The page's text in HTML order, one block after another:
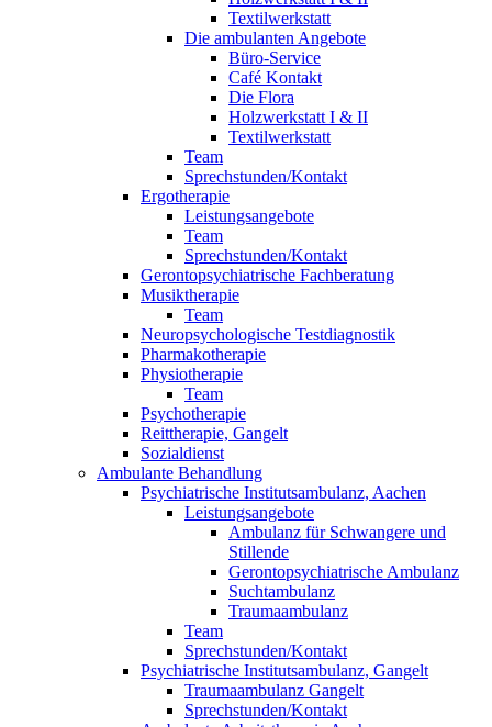
Textilwerkstatt
Die ambulanten Angebote
Büro-Service
Café Kontakt
Die Flora
Holzwerkstatt I & II
Textilwerkstatt
Team
Sprechstunden/Kontakt
Ergotherapie
Leistungsangebote
Team
Sprechstunden/Kontakt
Gerontopsychiatrische Fachberatung
Musiktherapie
Team
Neuropsychologische Testdiagnostik
Pharmakotherapie
Physiotherapie
Team
Psychotherapie
Reittherapie, Gangelt
Sozialdienst
Ambulante Behandlung
Psychiatrische Institutsambulanz, Aachen
Leistungsangebote
Ambulanz für Schwangere und
Stillende
Gerontopsychiatrische Ambulanz
Suchtambulanz
Traumaambulanz
Team
Sprechstunden/Kontakt
Psychiatrische Institutsambulanz, Gangelt
Traumaambulanz Gangelt
Sprechstunden/Kontakt